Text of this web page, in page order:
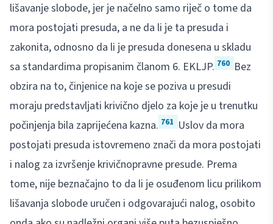
lišavanje slobode, jer je načelno samo riječ o tome da
mora postojati presuda, a ne da li je ta presuda i
zakonita, odnosno da li je presuda donesena u skladu
sa standardima propisanim članom 6. EKLJP. 760 Bez
obzira na to, činjenice na koje se poziva u presudi
moraju predstavljati krivično djelo za koje je u trenutku
počinjenja bila zaprijećena kazna. 761 Uslov da mora
postojati presuda istovremeno znači da mora postojati
i nalog za izvršenje krivičnopravne presude. Prema
tome, nije beznačajno to da li je osuđenom licu prilikom
lišavanja slobode uručen i odgovarajući nalog, osobito